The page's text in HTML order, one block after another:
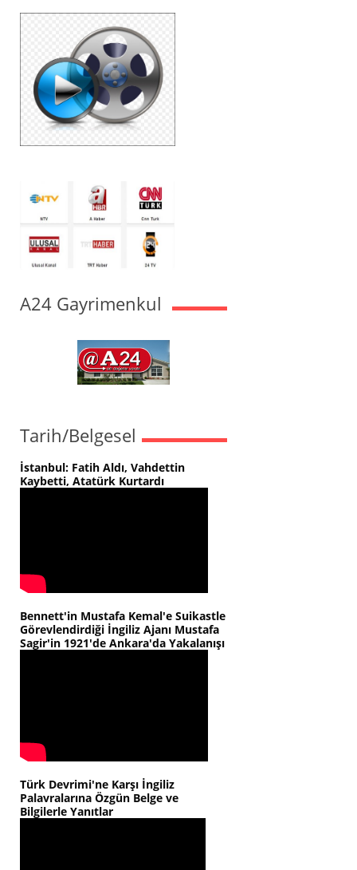
A24 Gayrimenkul
Tarih/Belgesel
İstanbul: Fatih Aldı, Vahdettin
Kaybetti, Atatürk Kurtardı
Bennett'in Mustafa Kemal'e Suikastle
Görevlendirdiği İngiliz Ajanı Mustafa
Sagir'in 1921'de Ankara'da Yakalanışı
Türk Devrimi'ne Karşı İngiliz
Palavralarına Özgün Belge ve
Bilgilerle Yanıtlar